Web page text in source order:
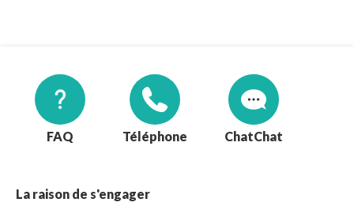
FAQ Téléphone Chat
La raison de s'engager